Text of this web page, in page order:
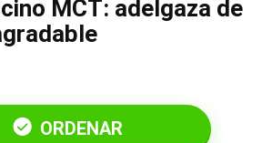
MCT: adelgaza de
ORDENAR